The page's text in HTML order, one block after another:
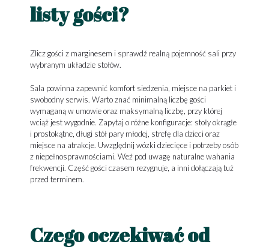
listy gości?
Zlicz gości z marginesem i sprawdź realną pojemność sali przy
wybranym układzie stołów.
Sala powinna zapewnić komfort siedzenia, miejsce na parkiet i
swobodny serwis. Warto znać minimalną liczbę gości
wymaganą w umowie oraz maksymalną liczbę, przy której
wciąż jest wygodnie. Zapytaj o różne konfiguracje: stoły okrągłe
i prostokątne, długi stół pary młodej, strefę dla dzieci oraz
miejsce na atrakcje. Uwzględnij wózki dziecięce i potrzeby osób
z niepełnosprawnościami. Weź pod uwagę naturalne wahania
frekwencji. Część gości czasem rezygnuje, a inni dołączają tuż
przed terminem.
Czego oczekiwać od